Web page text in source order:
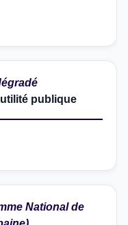
publique
National de